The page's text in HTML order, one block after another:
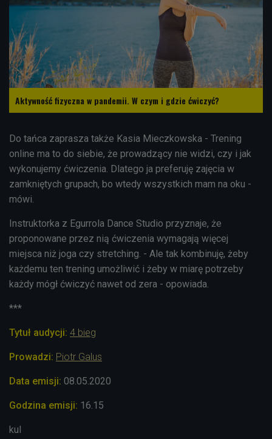
Aktywność fizyczna w pandemii. W czym i gdzie ćwiczyć?
Do tańca zaprasza także Kasia Mieczkowska - Trening
online ma to do siebie, że prowadzący nie widzi, czy i jak
wykonujemy ćwiczenia. Dlatego ja preferuję zajęcia w
zamkniętych grupach, bo wtedy wszystkich mam na oku -
mówi.
Instruktorka z Egurrola Dance Studio przyznaje, że
proponowane przez nią ćwiczenia wymagają więcej
miejsca niż joga czy stretching. - Ale tak kombinuję, żeby
każdemu ten trening umożliwić i żeby w miarę potrzeby
każdy mógł ćwiczyć nawet od zera - opowiada.
***
Tytuł audycji: 4 bieg
Prowadzi: Piotr Galus
Data emisji: 08. 05.2020
Godzina emisji: 16.15
kul